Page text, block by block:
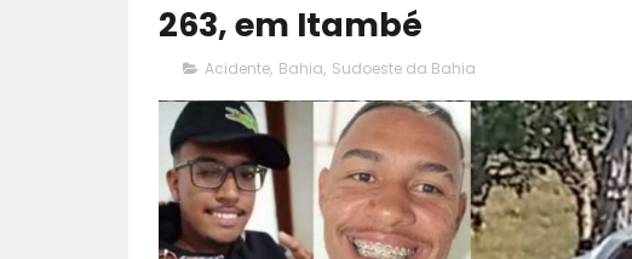
263, em Itambé
Acidente, Bahia, Sudoeste da Bahia